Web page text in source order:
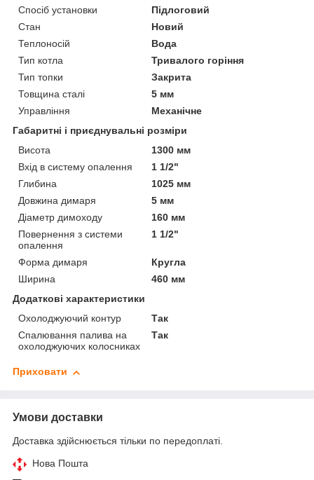
Спосіб установки
Підлоговий
Стан
Новий
Теплоносій
Вода
Тип котла
Тривалого горіння
Тип топки
Закрита
Товщина сталі
5 мм
Управління
Механічне
Габаритні і приєднувальні розміри
Висота
1300 мм
Вхід в систему опалення
1 1/2"
Глибина
1025 мм
Довжина димаря
5 мм
Діаметр димоходу
160 мм
Повернення з системи
опалення
1 1/2"
Форма димаря
Кругла
Ширина
460 мм
Додаткові характеристики
Охолоджуючий контур
Так
Спалювання палива на
охолоджуючих колосниках
Так
Приховати
Умови доставки
Доставка здійснюється тільки по передоплаті.
Нова Пошта